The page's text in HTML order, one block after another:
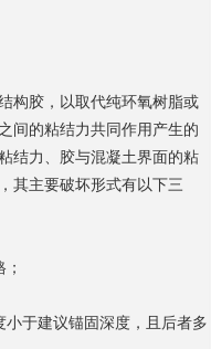
构胶，以取代纯环氧树脂或
间的粘结力共同作用产生的
结力、胶与混凝土界面的粘
其主要破坏形式有以下三
小于建议锚固深度，且后者多